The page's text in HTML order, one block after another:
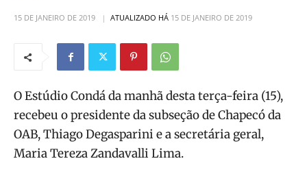
15 DE JANEIRO DE 2019 ATUALIZADO HÁ 15 DE JANEIRO DE 2019
O Estúdio Condá da manhã desta terça-feira (15),
recebeu o presidente da subseção de Chapecó da
OAB, Thiago Degasparini e a secretária geral,
Maria Tereza Zandavalli Lima.